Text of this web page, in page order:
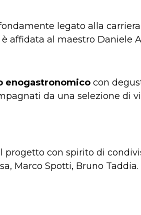
legato alla
affidata al maestro Daniele
enogastronomico con
da una selezione di
progetto con spirito di
Marco Spotti, Bruno Taddia.